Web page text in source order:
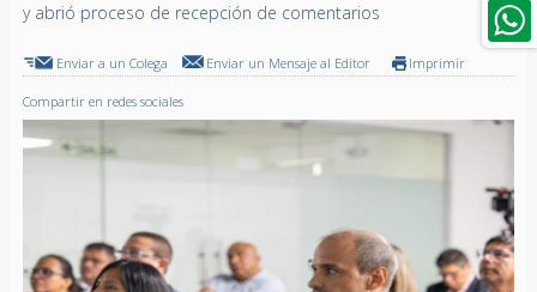
y abrió proceso de recepción de comentarios
Enviar a un Colega Enviar un Mensaje al Editor Imprimir
Compartir en redes sociales